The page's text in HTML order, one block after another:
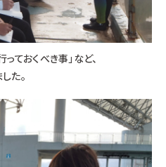
ておくべき事」など、
た。